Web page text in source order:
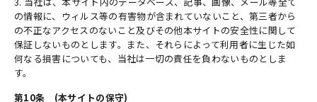
の情報に、ウィルス等の有害物が含まれていないこと、第三者から
の不正なアクセスのないこと及びその他本サイトの安全性に関して
保証しないものとします。また、それらによって利用者に生じた如
何なる損害についても、当社は一切の責任を負わないものとしま
す。
第10条 (本サイトの保守)